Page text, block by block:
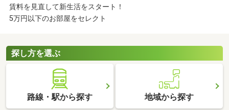
賃料を見直して新生活をスタート！
5万円以下のお部屋をセレクト
探し方を選ぶ
路線・駅から探す 地域から探す